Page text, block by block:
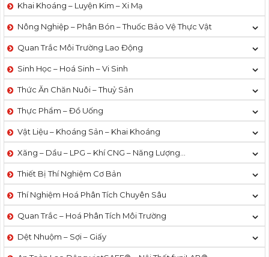
Khai Khoáng – Luyện Kim – Xi Mạ
Nông Nghiệp – Phân Bón – Thuốc Bảo Vệ Thực Vật
Quan Trắc Môi Trường Lao Động
Sinh Học – Hoá Sinh – Vi Sinh
Thức Ăn Chăn Nuôi – Thuỷ Sản
Thực Phẩm – Đồ Uống
Vật Liệu – Khoáng Sản – Khai Khoáng
Xăng – Dầu – LPG – Khí CNG – Năng Lượng…
Thiết Bị Thí Nghiệm Cơ Bản
Thí Nghiệm Hoá Phân Tích Chuyên Sâu
Quan Trắc – Hoá Phân Tích Môi Trường
Dệt Nhuộm – Sợi – Giấy